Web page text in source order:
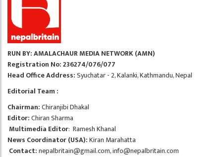
RUN BY: AMALACHAUR MEDIA NETWORK (AMN)
Registration No: 236274/076/077
Head Office Address:Syuchatar - 2, Kalanki, Kathmandu, Nepal
Editorial Team :
Chairman:Chiranjibi Dhakal
Editor:Chiran Sharma
Multimedia Editor: Ramesh Khanal
News Coordinator (USA):Kiran Marahatta
Contact:nepalbritain@gmail.com,info@nepalbritain.com